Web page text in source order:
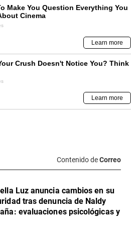
Contenido deCorreo
Luz anuncia cambios en su
tras denuncia de Naldy
evaluaciones psicológicas y